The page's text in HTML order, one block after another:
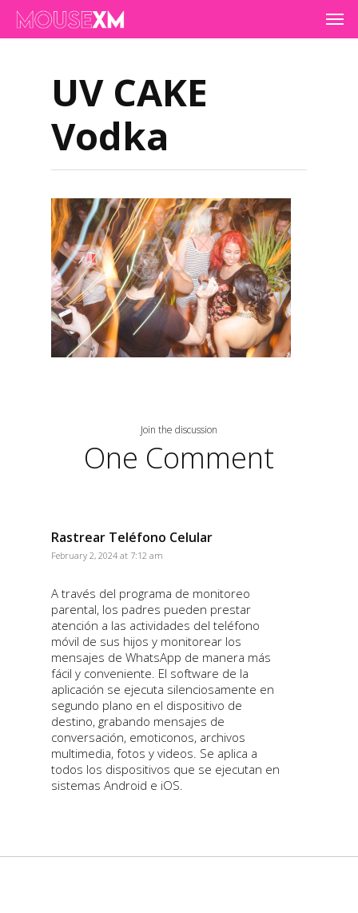
Skip
main
UV CAKE
Vodka
Join the discussion
One Comment
Rastrear Teléfono Celular
February 2, 2024 at 7:12 am
A través del programa de monitoreo
parental, los padres pueden prestar
atención a las actividades del teléfono
móvil de sus hijos y monitorear los
mensajes de WhatsApp de manera más
fácil y conveniente. El software de la
aplicación se ejecuta silenciosamente en
segundo plano en el dispositivo de
destino, grabando mensajes de
conversación, emoticonos, archivos
multimedia, fotos y videos. Se aplica a
todos los dispositivos que se ejecutan en
sistemas Android e iOS.